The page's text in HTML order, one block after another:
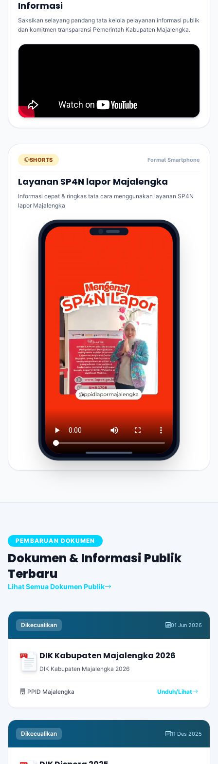
Informasi
Saksikan selayang pandang tata kelola pelayanan informasi publik
dan komitmen transparansi Pemerintah Kabupaten Majalengka.
SHORTS Format Smartphone
Layanan SP4N lapor Majalengka
Informasi cepat & ringkas tata cara menggunakan layanan SP4N
lapor Majalengka
PEMBARUAN DOKUMEN
Dokumen & Informasi Publik
Terbaru
Lihat Semua Dokumen Publik
Dikecualikan 01 Jun 2026
PDF DIK Kabupaten Majalengka 2026
DIK Kabupaten Majalengka 2026
PPID Majalengka Unduh/Lihat
Dikecualikan 11 Des 2025